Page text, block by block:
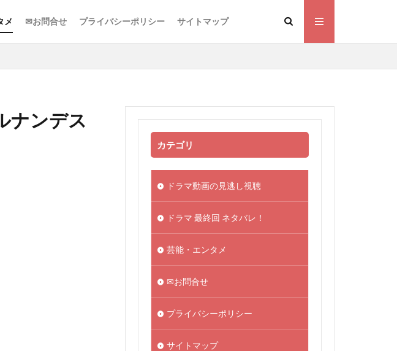
メ ✉お問合せ プライバシーポリシー サイトマップ
ナンデス
カテゴリ
ドラマ動画の見逃し視聴
ドラマ 最終回 ネタバレ！
芸能・エンタメ
✉お問合せ
プライバシーポリシー
サイトマップ